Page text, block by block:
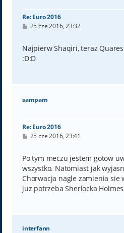
Re: Euro 2016
P
t
25 cze 2016, 23:32
Najpierw Shaqiri, teraz
:D:D
sampam
Re: Euro 2016
P
t
25 cze 2016, 23:41
Po tym meczu jestem gotow
wszystko. Natomiast jak
Chorwacja nagle zamienia sie
juz potrzeba Sherlocka
interfann